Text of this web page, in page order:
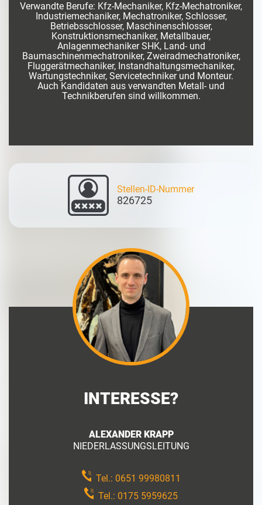
Verwandte Berufe: Kfz-Mechaniker, Kfz-Mechatroniker,
Industriemechaniker, Mechatroniker, Schlosser,
Betriebsschlosser, Maschinenschlosser,
Konstruktionsmechaniker, Metallbauer,
Anlagenmechaniker SHK, Land- und
Baumaschinenmechatroniker, Zweiradmechatroniker,
Fluggerätmechaniker, Instandhaltungsmechaniker,
Wartungstechniker, Servicetechniker und Monteur.
Auch Kandidaten aus verwandten Metall- und
Technikberufen sind willkommen.
Stellen-ID-Nummer
826725
INTERESSE?
ALEXANDER KRAPP
NIEDERLASSUNGSLEITUNG
Tel.: 0651 99980811
Tel.: 0175 5959625